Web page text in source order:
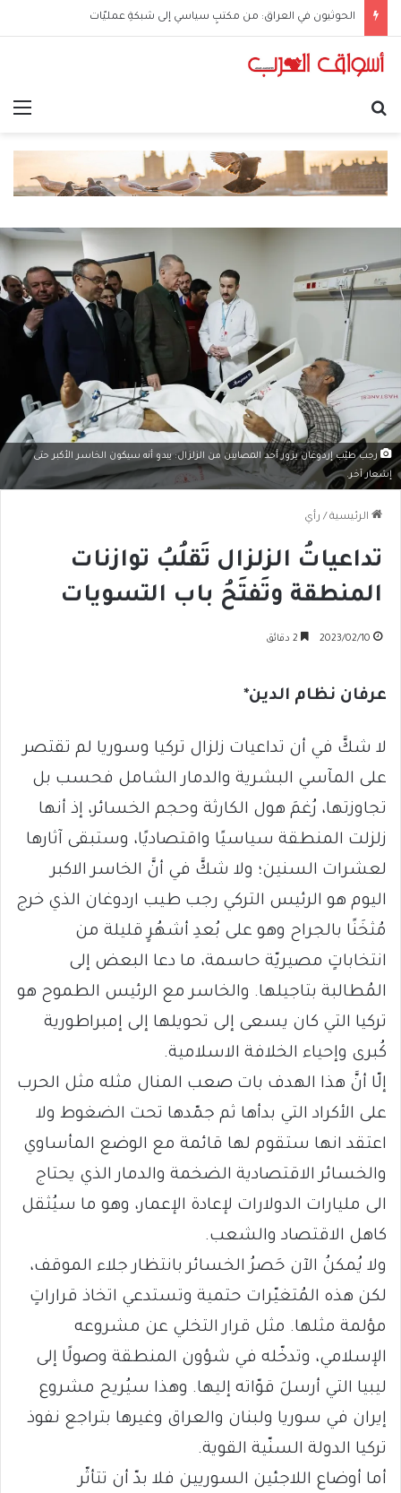
الحوثيون في العراق: من مكتبٍ سياسي إلى شبكةِ عمليّات
رجب طيّب إردوغان يزور أحد المصابين من الزلزال: يبدو أنه سيكون الخاسر الأكبر حتى
إشعار آخر.
الرئيسية / رأي
تداعياتُ الزلزال تَقلُبُ توازنات
المنطقة وتَفتَحُ باب التسويات
2023/02/10
عرفان نظام الدين*
لا شكَّ في أن تداعيات زلزال تركيا وسوريا لم تقتصر
على المآسي البشرية والدمار الشامل فحسب بل
تجاوزتها، رُغمَ هول الكارثة وحجم الخسائر، إذ أنها
زلزلت المنطقة سياسيًا واقتصاديًا، وستبقى آثارها
لعشرات السنين؛ ولا شكَّ في أنَّ الخاسر الاكبر
اليوم هو الرئيس التركي رجب طيب اردوغان الذي خرج
مُثخَنًا بالجراح وهو على بُعدِ أشهُرٍ قليلة من
انتخاباتٍ مصيريّة حاسمة، ما دعا البعض إلى
المُطالبة بتاجيلها. والخاسر مع الرئيس الطموح هو
تركيا التي كان يسعى إلى تحويلها إلى إمبراطورية
كُبرى وإحياء الخلافة الاسلامية.
إلّا أنَّ هذا الهدف بات صعب المنال مثله مثل الحرب
على الأكراد التي بدأها ثم جمّدها تحت الضغوط ولا
اعتقد انها ستقوم لها قائمة مع الوضع المأساوي
والخسائر الاقتصادية الضخمة والدمار الذي يحتاج
الى مليارات الدولارات لإعادة الإعمار، وهو ما سيُثقل
كاهل الاقتصاد والشعب.
ولا يُمكنُ الآن حَصرُ الخسائر بانتظار جلاء الموقف،
لكن هذه المُتغيّرات حتمية وتستدعي اتخاذ قراراتٍ
مؤلمة مثلها. مثل قرار التخلي عن مشروعه
الإسلامي، وتدخّله في شؤون المنطقة وصولًا إلى
ليبيا التي أرسلَ قوّاته إليها. وهذا سيُريح مشروع
إيران في سوريا ولبنان والعراق وغيرها بتراجع نفوذ
تركيا الدولة السنّية القوية.
أما أوضاع اللاجئين السوريين فلا بدّ أن تتأثّر